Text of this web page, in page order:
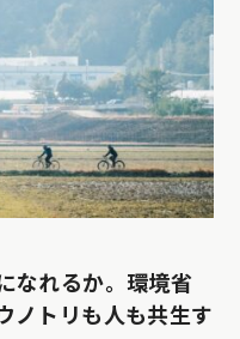
なれるか。環境省
ノトリも人も共生す